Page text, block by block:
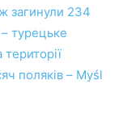
загинули 234
турецьке
поляків – Myśl